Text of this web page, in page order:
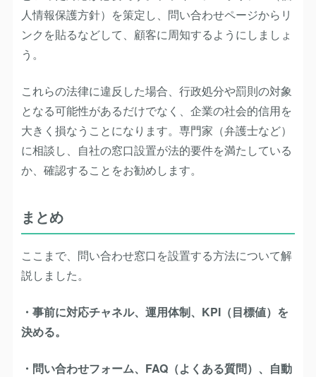
人情報保護方針）を策定し、問い合わせページからリ
ンクを貼るなどして、顧客に周知するようにしましょ
う。
これらの法律に違反した場合、行政処分や罰則の対象
となる可能性があるだけでなく、企業の社会的信用を
大きく損なうことになります。専門家（弁護士など）
に相談し、自社の窓口設置が法的要件を満たしている
か、確認することをお勧めします。
まとめ
ここまで、問い合わせ窓口を設置する方法について解
説しました。
・事前に対応チャネル、運用体制、KPI（目標値）を
決める。
・問い合わせフォーム、FAQ（よくある質問）、自動